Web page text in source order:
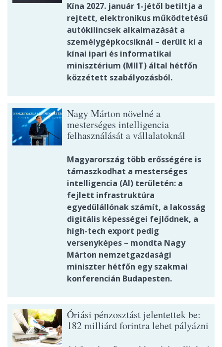
Kína 2027. január 1-jétől betiltja a
rejtett, elektronikus működtetésű
autókilincsek alkalmazását a
személygépkocsiknál – derült ki a
kínai ipari és informatikai
minisztérium (MIIT) által hétfőn
közzétett szabályozásból.
Nagy Márton növelné a
mesterséges intelligencia
felhasználását a vállalatoknál
Magyarország több erősségére is
támaszkodhat a mesterséges
intelligencia (AI) területén: a
fejlett infrastruktúra
egyedülállónak számít, a lakosság
digitális képességei fejlődnek, a
high-tech export pedig
versenyképes – mondta Nagy
Márton nemzetgazdasági
miniszter hétfőn egy szakmai
konferencián Budapesten.
Óriási pénzosztást jelentettek be:
182 milliárd forintra lehet pályázni